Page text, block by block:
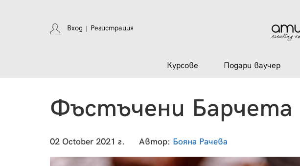
Вход Регистрация
Курсове Подари ваучер
Фъстъчени Барчета
02 October 2021 г. Автор: Бояна Рачева